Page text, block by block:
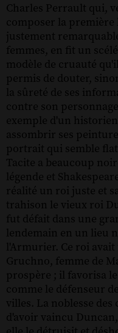
Charles Perrault qui,
composer la première
justement
femmes, en fit un
modèle de cruauté
permis de douter,
la sûreté de ses
contre son
exemple d'un
assombrir ses
portrait qui semble
Tacite a beaucoup
légende et
réalité un roi juste et
trahison le vieux roi
fut défait dans une
lendemain en un lieu
l'Armurier. Ce roi
Gruchno, femme de
prospère ; il favorisa
comme le défenseur
villes. La noblesse
d'avoir vaincu